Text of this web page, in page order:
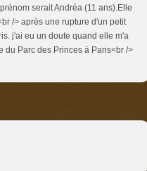
serait Andréa (11 ans).Elle
/> après une rupture d'un petit
j'ai eu un doute quand elle m'a
du Parc des Princes à Paris<br />